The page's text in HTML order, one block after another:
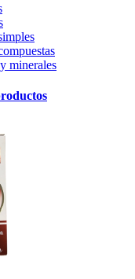
minerales